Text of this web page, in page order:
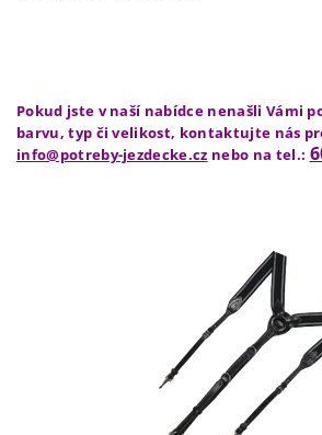
Pokud jste v naší nabídce nenašli Vámi
barvu, typ či velikost, kontaktujte nás
info@potreby-jezdecke.cz nebo na tel.: